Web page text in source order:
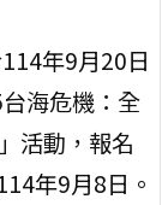
年9月20日
海危機：全
活動，報名
年9月8日。